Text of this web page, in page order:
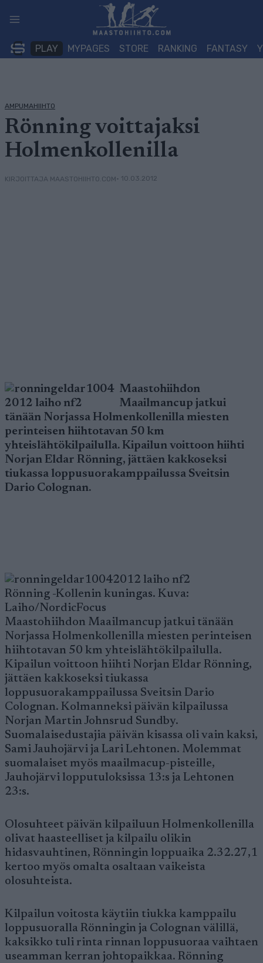
sisältöön
PLAY MYPAGES STORE RANKING FANTASY
AMPUMAHIIHTO
Rönning voittajaksi
Holmenkollenilla
KIRJOITTAJA MAASTOHIIHTO.COM• 10.03.2012
Maastohiihdon
Maailmancup jatkui
tänään Norjassa Holmenkollenilla miesten
perinteisen hiihtotavan 50 km
yhteislähtökilpailulla. Kipailun voittoon hiihti
Norjan Eldar Rönning, jättäen kakkoseksi
tiukassa loppusuorakamppailussa Sveitsin
Dario Colognan.
Rönning -Kollenin kuningas. Kuva:
Laiho/NordicFocus
Maastohiihdon Maailmancup jatkui tänään
Norjassa Holmenkollenilla miesten perinteisen
hiihtotavan 50 km yhteislähtökilpailulla.
Kipailun voittoon hiihti Norjan Eldar Rönning,
jättäen kakkoseksi tiukassa
loppusuorakamppailussa Sveitsin Dario
Colognan. Kolmanneksi päivän kilpailussa
Norjan Martin Johnsrud Sundby.
Suomalaisedustajia päivän kisassa oli vain kaksi,
Sami Jauhojärvi ja Lari Lehtonen. Molemmat
suomalaiset myös maailmacup-pisteille,
Jauhojärvi lopputuloksissa 13:s ja Lehtonen
23:s.
Olosuhteet päivän kilpailuun Holmenkollenilla
olivat haasteelliset ja kilpailu olikin
hidasvauhtinen, Rönningin loppuaika 2.32.27,1
kertoo myös omalta osaltaan vaikeista
olosuhteista.
Kilpailun voitosta käytiin tiukka kamppailu
loppusuoralla Rönningin ja Colognan välillä,
kaksikko tuli rinta rinnan loppusuoraa vaihtaen
useamman kerran johtopaikkaa. Rönning